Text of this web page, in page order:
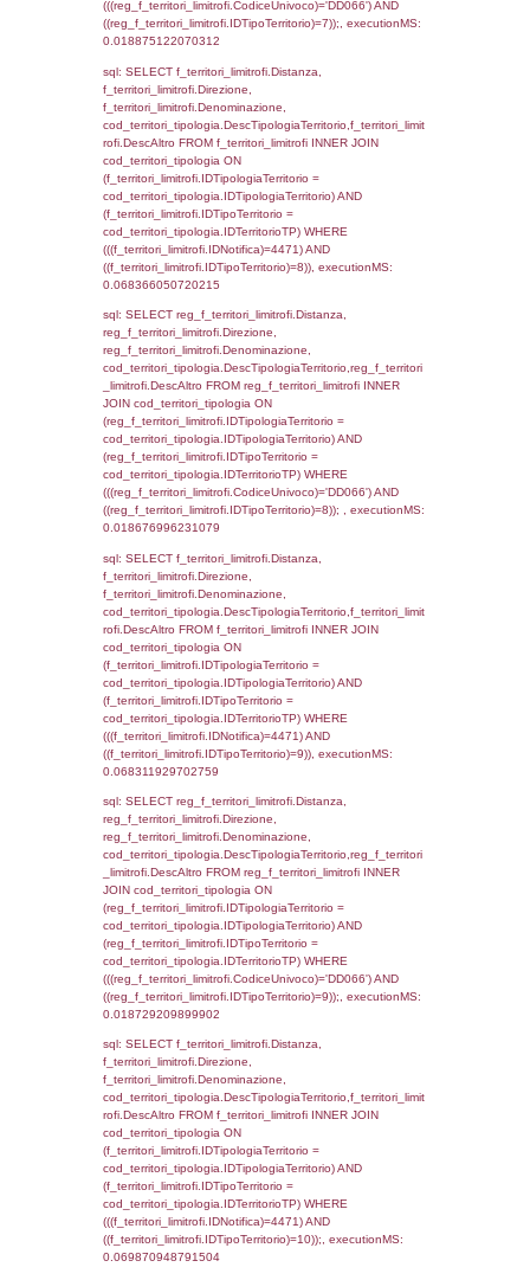
reg_f_territori_limitrofi INNER JOIN
ON
cod_territori_tipologia.IDTipologiaTerritorio)
(reg_f_territori_limitrofi.IDTipoTerritorio =
cod_territori_tipologia.IDTerritorioTP)
0.018953084945679
sql: SELECT f_territori_limitrofi.Distanza,
f_territori_limitrofi.Direzione,
f_territori_limitrofi.DescAltro FROM
JOIN cod_territori_tipologia ON
(f_territori_limitrofi.IDTipologiaTerritorio =
cod_territori_tipologia.IDTipologiaTerritorio)
(f_territori_limitrofi.IDTipoTerritorio =
cod_territori_tipologia.IDTerritorioTP)
(((f_territori_limitrofi.IDNotifica)=4471) AND
((f_territori_limitrofi.IDTipoTerritorio)=3)),
0.069972991943359
sql: SELECT
reg_f_territori_limitrofi.Direzione,
reg_f_territori_limitrofi.Denominazione,
reg_f_territori_limitrofi.DescAltro FROM
reg_f_territori_limitrofi INNER JOIN
cod_territori_tipologia.IDTipologiaTerritorio)
(reg_f_territori_limitrofi.IDTipoTerritorio =
cod_territori_tipologia.IDTerritorioTP)
0.01976203918457
sql: SELECT f_territori_limitrofi.Distanza,
f_territori_limitrofi.Direzione,
f_territori_limitrofi.Denominazione,
rofi.DescAltro FROM f_territori_limitrofi
cod_territori_tipologia ON
(f_territori_limitrofi.IDTipologiaTerritorio =
cod_territori_tipologia.IDTipologiaTerritorio)
(f_territori_limitrofi.IDTipoTerritorio =
cod_territori_tipologia.IDTerritorioTP)